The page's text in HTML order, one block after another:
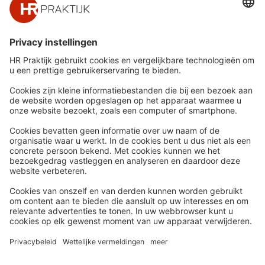
Snel naar
Nieuws
Whitepapers
Webinars
Word lid
Contact
Meer
HR Academy
HR Podcast
CHRO
HR Day
Volg Ons